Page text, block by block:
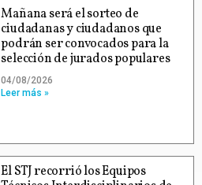
Mañana será el sorteo de
ciudadanas y ciudadanos que
podrán ser convocados para la
selección de jurados populares
04/08/2026
Leer más »
El STJ recorrió los Equipos